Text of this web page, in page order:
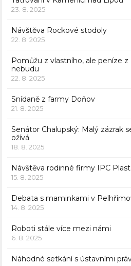
23. 8. 2025
Návštěva Rockové stodoly
22. 8. 2025
Pomůžu z vlastního, ale peníze
nebudu
22. 8. 2025
Snídaně z farmy Doňov
21. 8. 2025
Senátor Chalupský: Malý zázrak
ožívá
18. 8. 2025
Návštěva rodinné firmy IPC
15. 8. 2025
Debata s maminkami v
14. 8. 2025
Roboti stále více mezi námi
6. 8. 2025
Náhodné setkání s ústavními